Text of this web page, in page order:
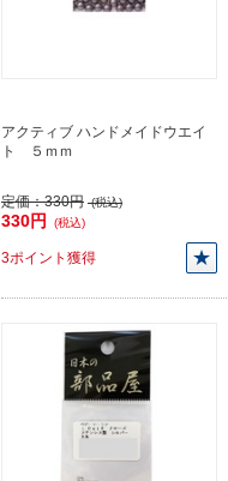
アクティブ ハンドメイドウエイ
ト ５ｍｍ
定価：330円 (税込)
330円 (税込)
3ポイント獲得